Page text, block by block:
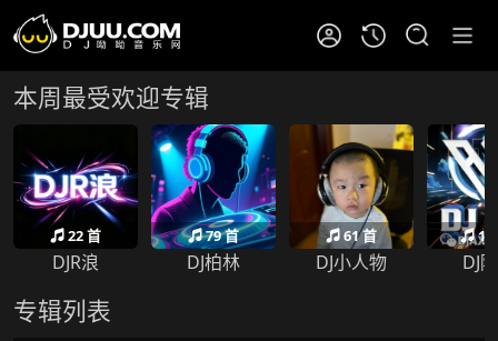
本周最受欢迎专辑
22 首
DJR浪
79 首
DJ柏林
61 首
DJ小人物 DJ
专辑列表